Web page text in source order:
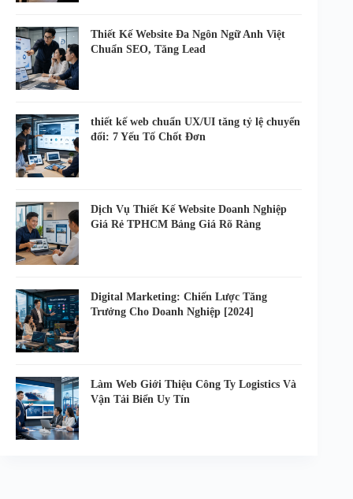
Thiết Kế Website Đa Ngôn Ngữ Anh Việt
Chuẩn SEO, Tăng Lead
thiết kế web chuẩn UX/UI tăng tỷ lệ chuyển
đổi: 7 Yếu Tố Chốt Đơn
Dịch Vụ Thiết Kế Website Doanh Nghiệp
Giá Rẻ TPHCM Bảng Giá Rõ Ràng
Digital Marketing: Chiến Lược Tăng
Trưởng Cho Doanh Nghiệp [2024]
Làm Web Giới Thiệu Công Ty Logistics Và
Vận Tải Biển Uy Tín